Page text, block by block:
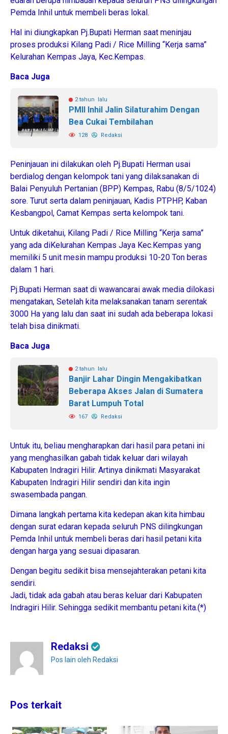
Pemda Inhil untuk membeli beras lokal.
Hal ini diungkapkan Pj.Bupati Herman saat meninjau
proses produksi Kilang Padi / Rice Milling “Kerja sama”
Kelurahan Kempas Jaya, Kec.Kempas.
Baca Juga
2 tahun lalu
PMII Inhil Jalin Silaturahim Dengan
Bea Cukai Tembilahan
128 Redaksi
Peninjauan ini dilakukan oleh Pj.Bupati Herman usai
berdialog dengan kelompok tani yang dilaksanakan di
Balai Penyuluh Pertanian (BPP) Kempas, Rabu (8/5/1024)
sore. Turut serta dalam peninjauan, Kadis PTPHP, Kaban
Kesbangpol, Camat Kempas serta kelompok tani.
Untuk diketahui, Kilang Padi / Rice Milling “Kerja sama”
yang ada diKelurahan Kempas Jaya Kec.Kempas yang
memiliki 5 unit mesin mampu produksi 10-20 Ton beras
dalam 1 hari.
Pj.Bupati Herman saat di wawancarai awak media dilokasi
mengatakan, Setelah kita melaksanakan tanam serentak
3000 Ha yang lalu dan saat ini sudah ada beberapa lokasi
telah bisa dinikmati.
Baca Juga
2 tahun lalu
Banjir Lahar Dingin Mengakibatkan
Beberapa Akses Jalan di Sumatera
Barat Lumpuh Total
167 Redaksi
Untuk itu, beliau mengharapkan dari hasil para petani ini
yang menghasilkan gabah tidak keluar dari wilayah
Kabupaten Indragiri Hilir. Artinya dinikmati Masyarakat
Kabupaten Indragiri Hilir sendiri dan kita ingin
swasembada pangan.
Dimana langkah pertama kita kedepan akan kita himbau
dengan surat edaran kepada seluruh PNS dilingkungan
Pemda Inhil untuk membeli beras dari hasil petani kita
dengan harga yang sesuai dipasaran.
Dengan begitu sedikit bisa mensejahterakan petani kita
sendiri.
Jadi, tidak ada gabah atau beras keluar dari Kabupaten
Indragiri Hilir. Sehingga sedikit membantu petani kita.(*)
Redaksi
Pos lain oleh Redaksi
Pos terkait